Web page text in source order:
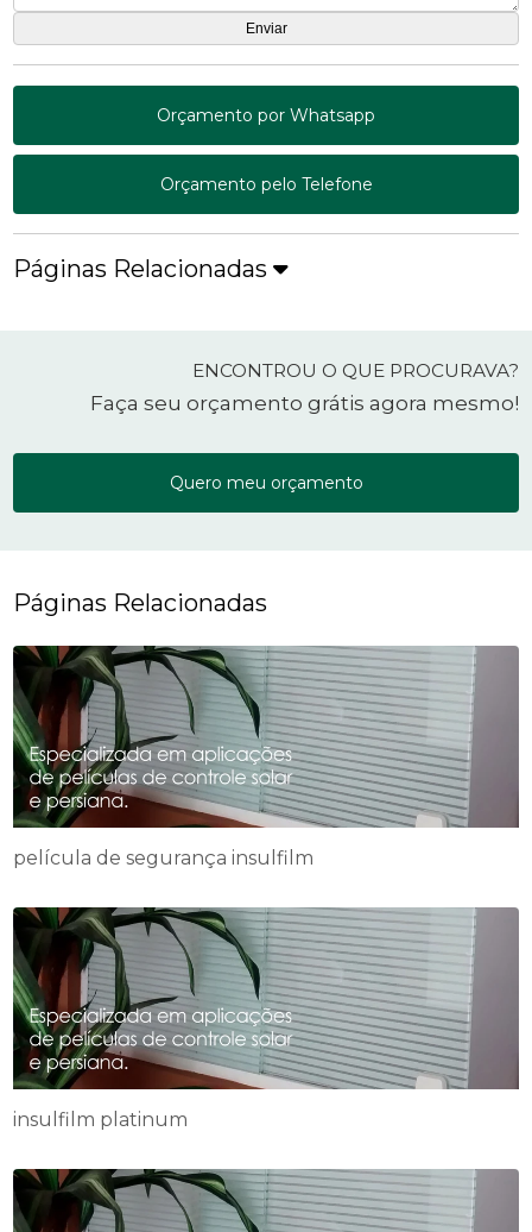
Orçamento por Whatsapp
Orçamento pelo Telefone
Páginas Relacionadas
ENCONTROU O QUE PROCURAVA?
Faça seu orçamento grátis agora mesmo!
Quero meu orçamento
Páginas Relacionadas
película de segurança insulfilm
insulfilm platinum